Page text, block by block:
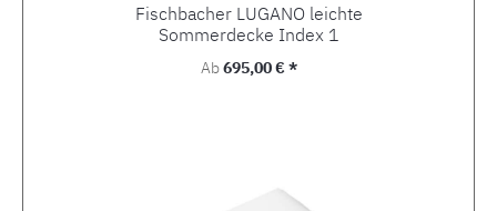
Fischbacher LUGANO leichte
Sommerdecke Index 1
Regulärer Preis:
Ab695,00 € *